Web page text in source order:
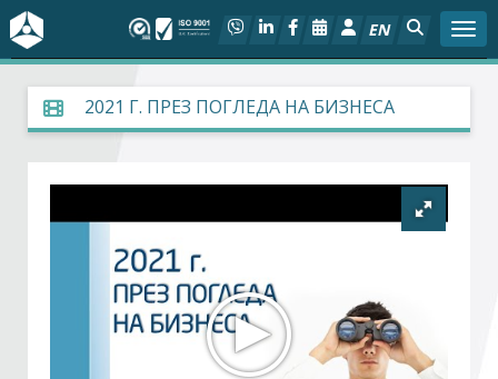
EN
За БСК
Социален диалог
2021 Г. ПРЕЗ ПОГЛЕДА НА БИЗНЕСА